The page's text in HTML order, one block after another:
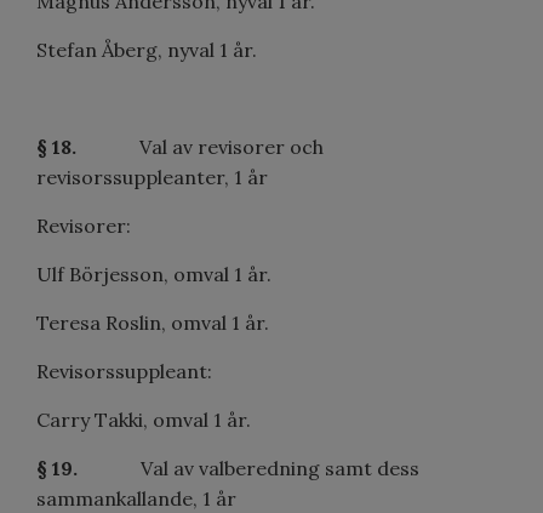
Stefan Åberg, nyval 1 år.
§ 18.
Val av revisorer och
revisorssuppleanter, 1 år
Revisorer:
Ulf Börjesson, omval 1 år.
Teresa Roslin, omval 1 år.
Revisorssuppleant:
Carry Takki, omval 1 år.
§ 19.
Val av valberedning samt dess
sammankallande, 1 år